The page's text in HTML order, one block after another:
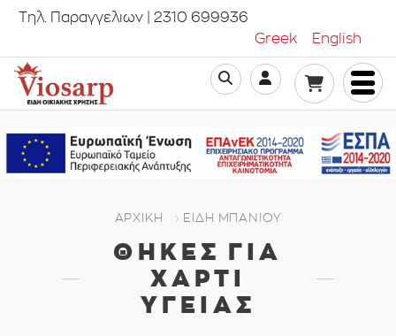
Τηλ. Παραγγελιων | 2310 699936
Greek
English
ΑΡΧΙΚΗ ΕΊΔΗ ΜΠΆΝΙΟΥ
ΘΉΚΕΣ ΓΙΑ
ΧΑΡΤΊ
ΥΓΕΊΑΣ